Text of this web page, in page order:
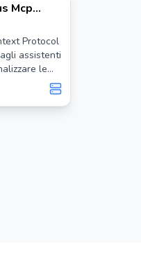
Mcp
Protocol
assistenti
le
attraverso